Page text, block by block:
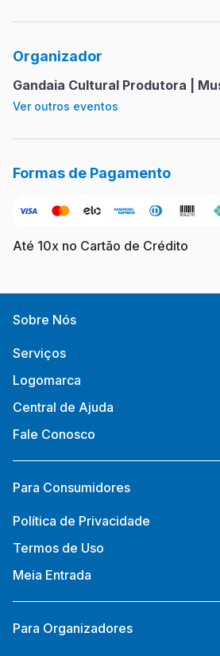
Organizador
Gandaia Cultural Produtora |
Ver outros eventos
Formas de Pagamento
Até 10x no Cartão de Crédito
Sobre Nós
Serviços
Logomarca
Central de Ajuda
Fale Conosco
Para Consumidores
Política de Privacidade
Termos de Uso
Meia Entrada
Para Organizadores